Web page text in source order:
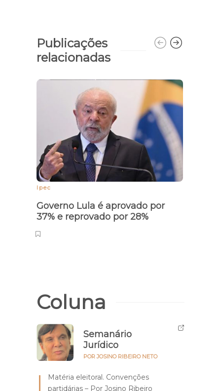
Publicações
relacionadas
Ipec
Governo Lula é aprovado por
37% e reprovado por 28%
Coluna
Semanário
Jurídico
POR JOSINO RIBEIRO NETO
Matéria eleitoral. Convenções
partidárias – Por Josino Ribeiro